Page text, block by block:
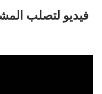
فيديو لتصلب